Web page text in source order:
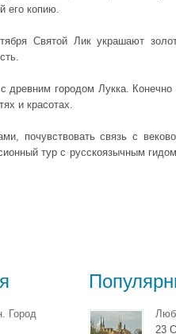
его копию.
Святой Лик украшают
древним городом Лукка. Конечно
и красотах.
почувствовать связь с
тур с русскоязычным
Город
23